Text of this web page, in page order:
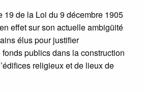
19 de la Loi du 9 décembre 1905
effet sur son actuelle ambigüité
élus pour justifier
fonds publics dans la construction
religieux et de lieux de